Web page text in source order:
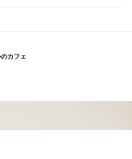
カフェ